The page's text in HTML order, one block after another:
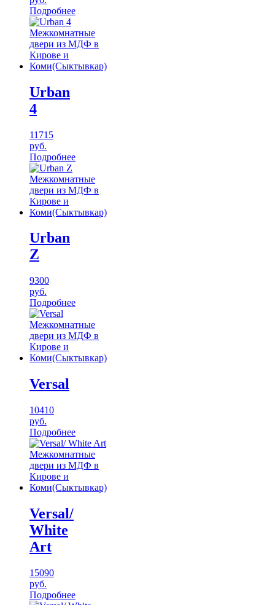
Подробнее
Urban
4
11715
руб.
Подробнее
Urban
Z
9300
руб.
Подробнее
Versal
10410
руб.
Подробнее
Versal/
White
Art
15090
руб.
Подробнее